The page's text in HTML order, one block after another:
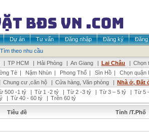
Dự án Tư vấn Đăng nhập Đăng ký
Đăng
Tìm theo nhu cầu
| TP HCM | Hải Phòng | An Giang | Lai Châu | Chọn
Tè | Nậm Nhùn | Phong Thổ | Sìn Hồ |
Chọn quận
Chung cư ,căn hộ | Cửa hàng, Văn phòng | Nhà ở, Đất
500 -1 tỷ | Từ 1 -2 tỷ | Từ 2 -3 tỷ | Từ 3 – 5 tỷ | Từ 5
| Từ 40 - 60 tỷ | Trên 60 tỷ
Tiêu đề Tỉnh /T.Phố